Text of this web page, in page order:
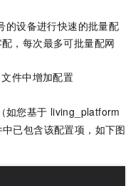
的设备进行快速的批量配
，每次最多可批量配网
文件中增加配置
（如您基于 living_platform
中已包含该配置项，如下图